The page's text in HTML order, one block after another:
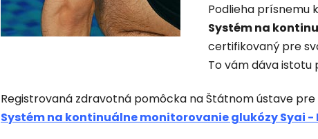
Podlieha prísnemu
Systém na
certifikovaný pre
To vám dáva istotu
Registrovaná zdravotná pomôcka na Štátnom ústave pre
Systém na kontinuálne monitorovanie glukózy Syai -